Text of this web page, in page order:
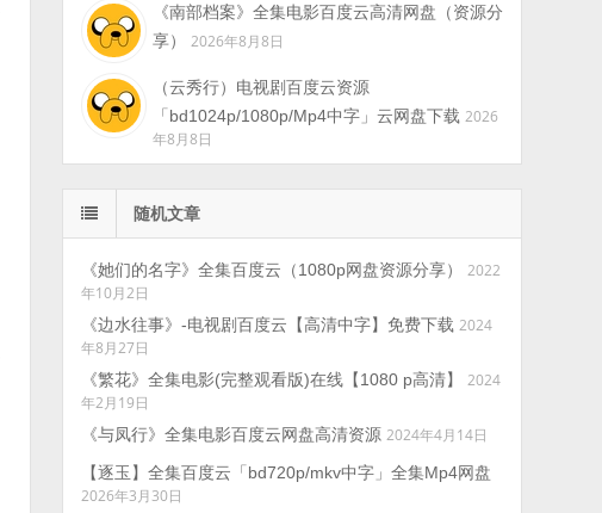
《南部档案》全集电影百度云高清网盘（资源分
享）
2026年8月8日
（云秀行）电视剧百度云资源
「bd1024p/1080p/Mp4中字」云网盘下载 2026
年8月8日
随机文章
《她们的名字》全集百度云（1080p网盘资源分享）
2022
年10月2日
《边水往事》-电视剧百度云【高清中字】免费下载 2024
年8月27日
《繁花》全集电影(完整观看版)在线【1080 p高清】
2024
年2月19日
《与凤行》全集电影百度云网盘高清资源 2024年4月14日
【逐玉】全集百度云「bd720p/mkv中字」全集Mp4网盘
2026年3月30日